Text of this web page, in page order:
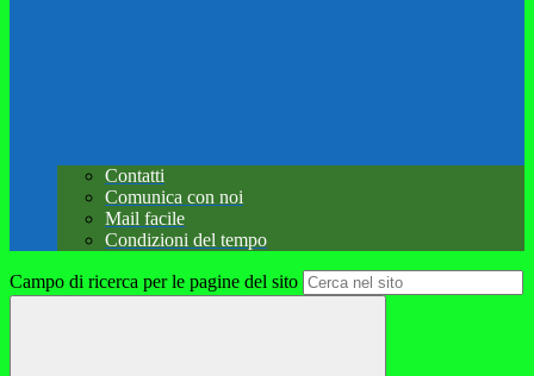
Contatti
Comunica con noi
Mail facile
Condizioni del tempo
Campo di ricerca per le pagine del sito